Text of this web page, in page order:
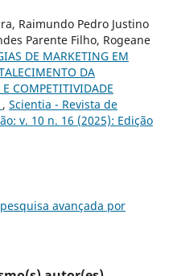
Raimundo Pedro Justino
Parente Filho, Rogeane
DE MARKETING EM
DA
COMPETITIVIDADE
, Scientia - Revista de
v. 10 n. 16 (2025): Edição
avançada por